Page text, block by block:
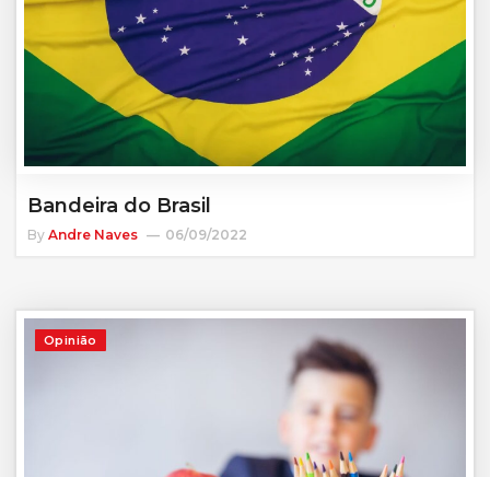
Bandeira do Brasil
By Andre Naves 06/09/2022
Opinião